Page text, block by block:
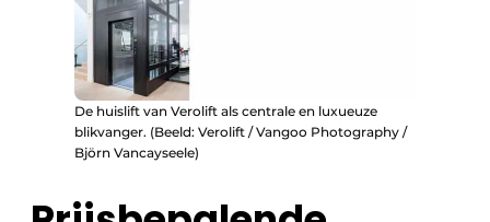
De huislift van Verolift als centrale en luxueuze
blikvanger. (Beeld: Verolift / Vangoo Photography /
Björn Vancayseele)